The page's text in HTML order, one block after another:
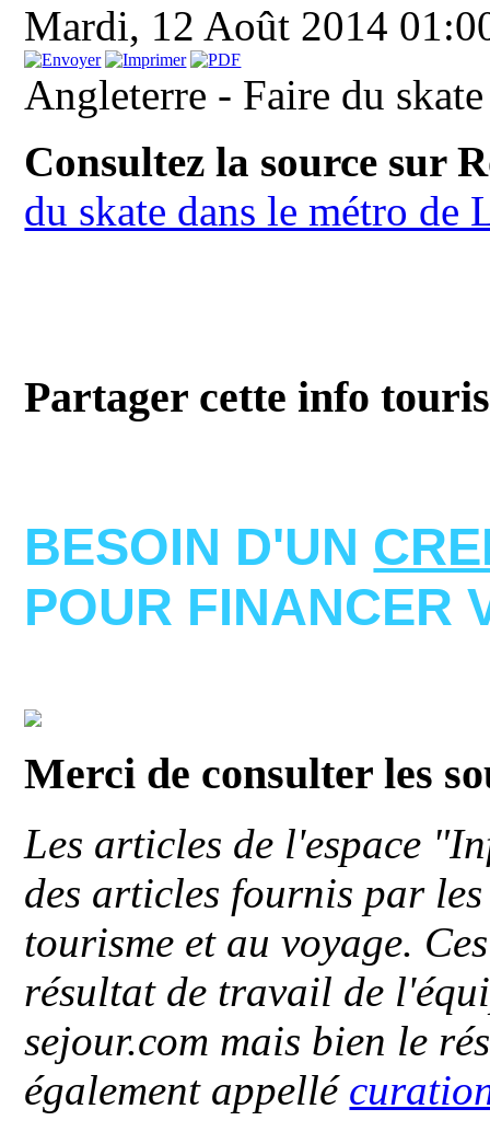
Mardi, 12 Août 2014
Angleterre - Faire du
Consultez la source sur
du skate dans le métro de
Partager cette info
BESOIN D'UN
POUR FINANCER
Merci de consulter les
Les articles de l'espace
des articles fournis par
tourisme et au voyage.
résultat de travail de
sejour.com mais bien le
également appellé